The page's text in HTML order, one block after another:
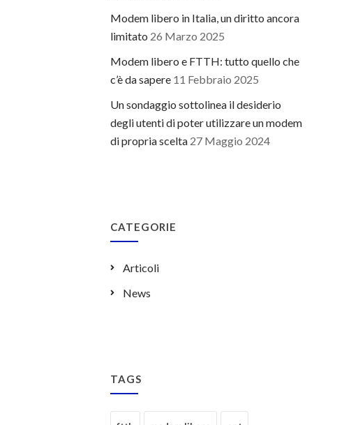
Modem libero in Italia, un diritto ancora
limitato 26 Marzo 2025
Modem libero e FTTH: tutto quello che
c’è da sapere 11 Febbraio 2025
Un sondaggio sottolinea il desiderio
degli utenti di poter utilizzare un modem
di propria scelta 27 Maggio 2024
CATEGORIE
Articoli
News
TAGS